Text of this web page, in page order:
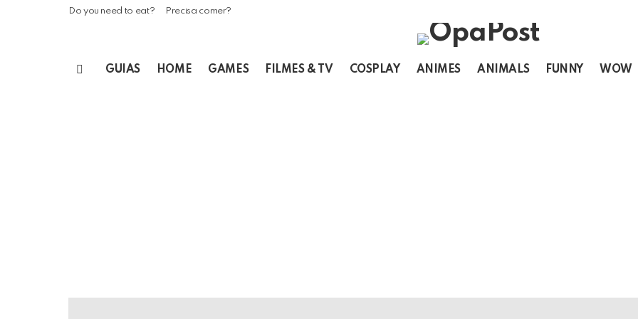
Do you need to eat? Precisa comer?
GUIAS HOME GAMES FILMES & TV COSPLAY ANIMES ANIMALS FUNNY WOW